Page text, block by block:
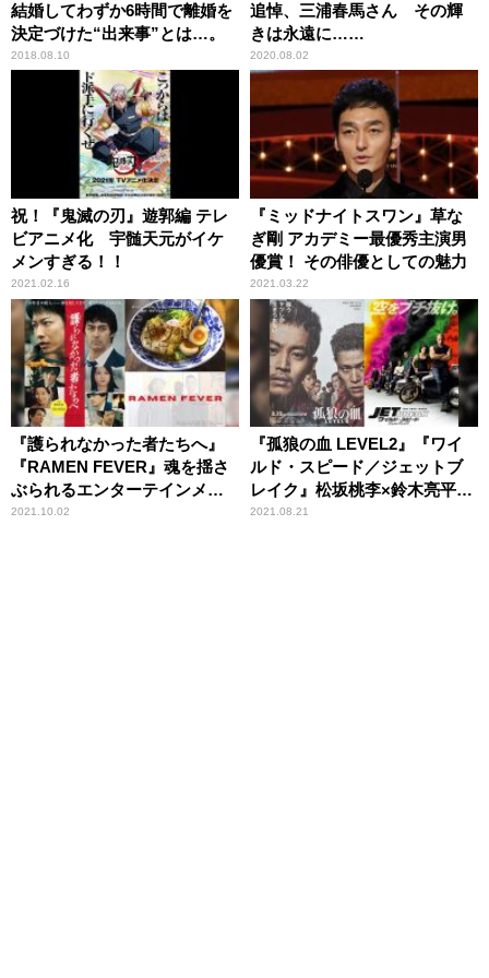
結婚してわずか6時間で離婚を
決定づけた“出来事”とは…。
2018.08.10
追悼、三浦春馬さん その輝
きは永遠に……
2020.08.02
祝！『鬼滅の刃』遊郭編 テレ
ビアニメ化 宇髄天元がイケ
メンすぎる！！
2021.02.16
『ミッドナイトスワン』草な
ぎ剛 アカデミー最優秀主演男
優賞！ その俳優としての魅力
2021.03.22
『護られなかった者たちへ』
『RAMEN FEVER』魂を揺さ
ぶられるエンターテインメン
ト＆ドキュメンタリー
2021.10.02
『孤狼の血 LEVEL2』『ワイ
ルド・スピード／ジェットブ
レイク』松坂桃李×鈴木亮平、
衝撃のバイオレンス＆世界待
2021.08.21